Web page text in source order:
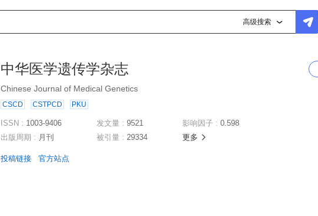
高级搜索
中华医学遗传学杂志
Chinese Journal of Medical Genetics
CSCD CSTPCD PKU
ISSN : 1003-9406
出版周期 : 月刊
发文量 : 9521
被引量 : 29334
影响因子 : 0.598
更多
投稿链接 官方站点